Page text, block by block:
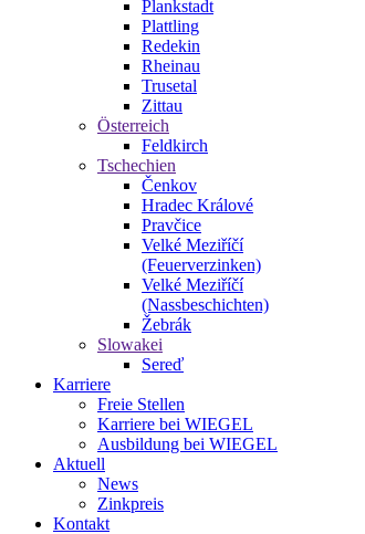
Plankstadt
Plattling
Redekin
Rheinau
Trusetal
Zittau
Österreich
Feldkirch
Tschechien
Čenkov
Hradec Králové
Pravčice
Velké Meziříčí
(Feuerverzinken)
Velké Meziříčí
(Nassbeschichten)
Žebrák
Slowakei
Sereď
Karriere
Freie Stellen
Karriere bei WIEGEL
Ausbildung bei WIEGEL
Aktuell
News
Zinkpreis
Kontakt